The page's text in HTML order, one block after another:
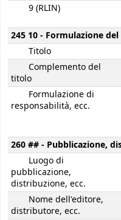
9 (RLIN)
245 10 - Formulazione
Titolo
Complemento del
titolo
Formulazione di
responsabilità, ecc.
260 ## - Pubblicazione,
Luogo di
pubblicazione,
distribuzione, ecc.
Nome dell'editore,
distributore, ecc.